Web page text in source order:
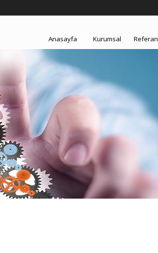
Anasayfa Kurumsal